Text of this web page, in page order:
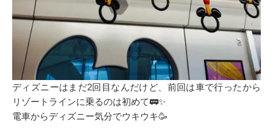
ディズニーはまだ2回目なんだけど、前回は車で行ったから
リゾートラインに乗るのは初めて🚃✨️
電車からディズニー気分でウキウキ🥳